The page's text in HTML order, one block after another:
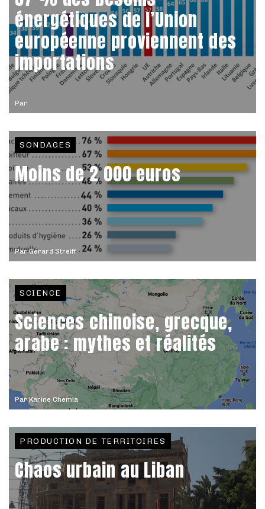
Par
énergétiques de l’Union
européenne proviennent des
importations
ParGérard Streiff
SONDAGES
Moins de 2 000 euros
ParKarine Chemla
SCIENCE
Sciences chinoise, grecque,
arabe : mythes et réalités
PRODUCTION DE TERRITOIRES
Chaos urbain au Liban